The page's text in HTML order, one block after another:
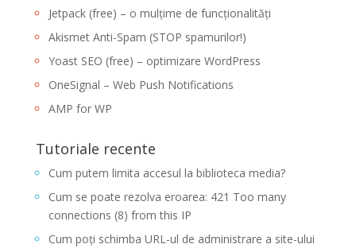
Jetpack (free) – o mulțime de funcționalități
Akismet Anti-Spam (STOP spamurilor!)
Yoast SEO (free) – optimizare WordPress
OneSignal – Web Push Notifications
AMP for WP
Tutoriale recente
Cum putem limita accesul la biblioteca media?
Cum se poate rezolva eroarea: 421 Too many
connections (8) from this IP
Cum poți schimba URL-ul de administrare a site-ului